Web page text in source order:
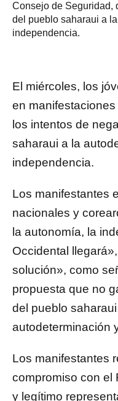
Consejo de Seguridad,
del pueblo saharaui a
independencia.
El miércoles, los
en
los intentos de
saharaui a la
independencia.
Los manifestantes
nacionales y
la autonomía, la
Occidental
solución», como
propuesta que no
del pueblo
autodeterminación
Los manifestantes
compromiso con el
y legítimo